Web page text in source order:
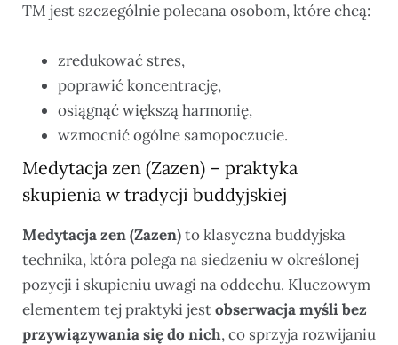
TM jest szczególnie polecana osobom, które chcą:
zredukować stres,
poprawić koncentrację,
osiągnąć większą harmonię,
wzmocnić ogólne samopoczucie.
Medytacja zen (Zazen) – praktyka
skupienia w tradycji buddyjskiej
Medytacja zen (Zazen)to klasyczna buddyjska
technika, która polega na siedzeniu w określonej
pozycji i skupieniu uwagi na oddechu. Kluczowym
elementem tej praktyki jestobserwacja myśli bez
przywiązywania się do nich, co sprzyja rozwijaniu